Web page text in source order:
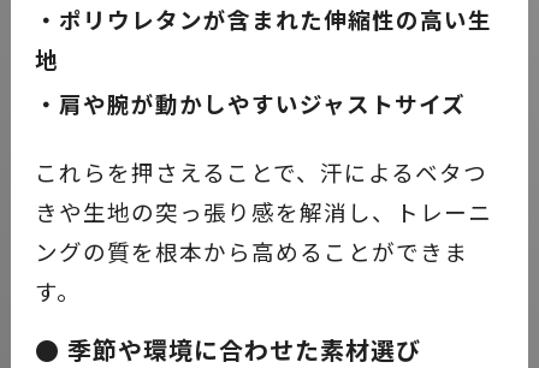
・ポリウレタンが含まれた伸縮性の高い生
地
・肩や腕が動かしやすいジャストサイズ
これらを押さえることで、汗によるベタつ
きや生地の突っ張り感を解消し、トレーニ
ングの質を根本から高めることができま
す。
● 季節や環境に合わせた素材選び